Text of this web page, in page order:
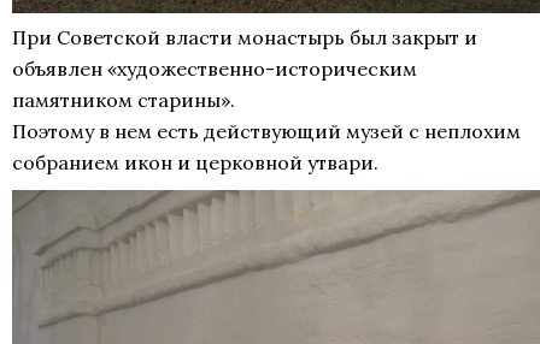
При Советской власти монастырь был закрыт и
объявлен «художественно-историческим
памятником старины».
Поэтому в нем есть действующий музей с неплохим
собранием икон и церковной утвари.